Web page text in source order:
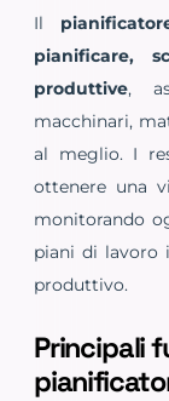
Il
pianificare,
produttive,
macchinari,
al meglio. I
ottenere una
monitorando
piani di lavoro
produttivo.
Principali